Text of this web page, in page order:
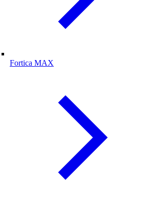
Fortica MAX